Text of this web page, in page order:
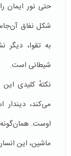
حتی نور ایمان
شکل نفاق
به تقوا، دیگر
شیطانی است.
نکتهٔ کلیدی
می‌کند،
اوست.
ماشین، این